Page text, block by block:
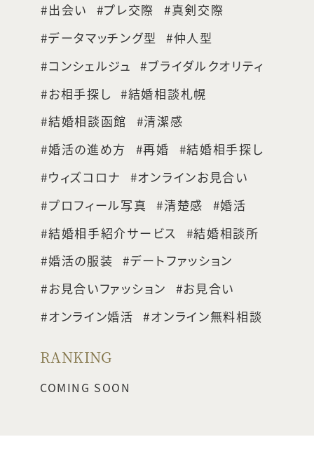
出会い
プレ交際
真剣交際
データマッチング型
仲人型
コンシェルジュ
ブライダルクオリティ
お相手探し
結婚相談札幌
結婚相談函館
清潔感
婚活の進め方
再婚
結婚相手探し
ウィズコロナ
オンラインお見合い
プロフィール写真
清楚感
婚活
結婚相手紹介サービス
結婚相談所
婚活の服装
デートファッション
お見合いファッション
お見合い
オンライン婚活
オンライン無料相談
RANKING